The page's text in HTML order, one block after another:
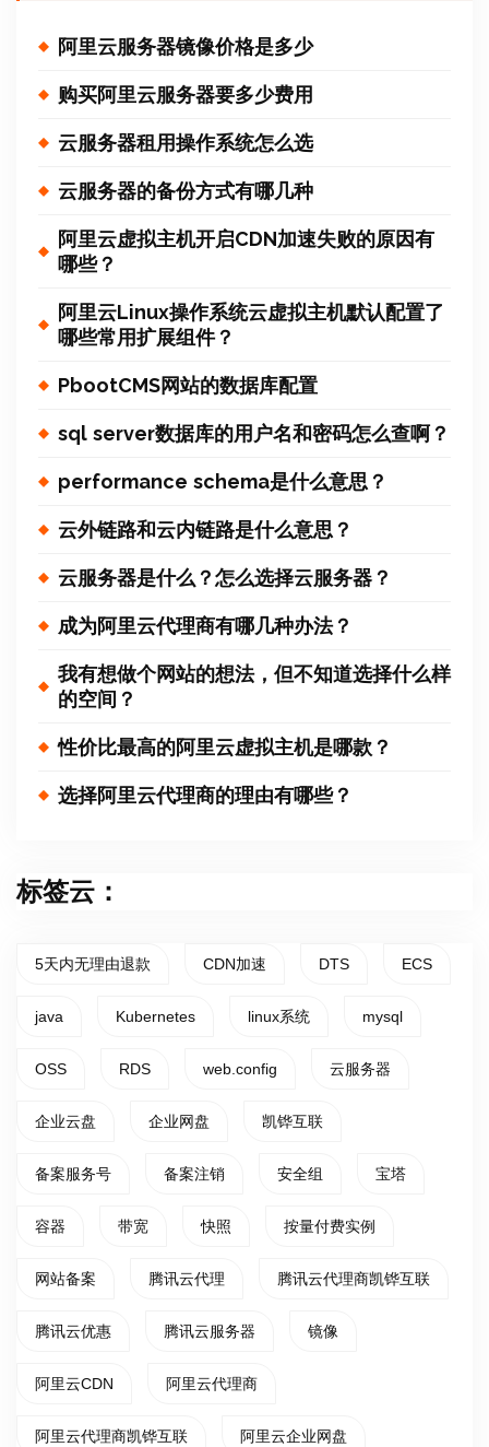
阿里云服务器镜像价格是多少
购买阿里云服务器要多少费用
云服务器租用操作系统怎么选
云服务器的备份方式有哪几种
阿里云虚拟主机开启CDN加速失败的原因有
哪些？
阿里云Linux操作系统云虚拟主机默认配置了
哪些常用扩展组件？
PbootCMS网站的数据库配置
sql server数据库的用户名和密码怎么查啊？
performance schema是什么意思？
云外链路和云内链路是什么意思？
云服务器是什么？怎么选择云服务器？
成为阿里云代理商有哪几种办法？
我有想做个网站的想法，但不知道选择什么样
的空间？
性价比最高的阿里云虚拟主机是哪款？
选择阿里云代理商的理由有哪些？
标签云：
5天内无理由退款 CDN加速 DTS ECS
java Kubernetes linux系统 mysql
OSS RDS web.config 云服务器
企业云盘 企业网盘 凯铧互联
备案服务号 备案注销 安全组 宝塔
容器 带宽 快照 按量付费实例
网站备案 腾讯云代理 腾讯云代理商凯铧互联
腾讯云优惠 腾讯云服务器 镜像
阿里云CDN 阿里云代理商
阿里云代理商凯铧互联 阿里云企业网盘